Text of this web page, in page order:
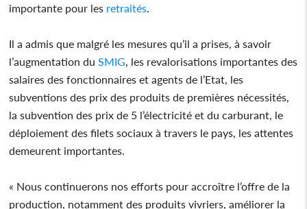
importante pour les retraités
Il a admis que malgré les mesures qu’il a prises, à savoir
l’augmentation du SMIG , les revalorisations importantes des
salaires des fonctionnaires et agents de l’Etat, les
subventions des prix des produits de premières nécessités,
la subvention des prix de 5 l’électricité et du carburant, le
déploiement des filets sociaux à travers le pays, les attentes
demeurent importantes.
« Nous continuerons nos efforts pour accroître l’offre de la
production, notamment des produits vivriers, améliorer la